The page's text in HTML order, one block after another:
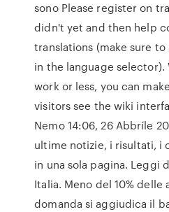
sono Please register on
didn't yet and then help
translations (make sure
in the language selector).
work or less, you can
visitors see the wiki
Nemo 14:06, 26 Abbríle
ultime notizie, i risultati, i
in una sola pagina. Leggi
Italia. Meno del 10% delle
domanda si aggiudica il